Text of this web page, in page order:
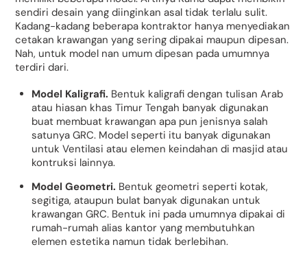
sendiri desain yang diinginkan asal tidak terlalu sulit.
Kadang-kadang beberapa kontraktor hanya menyediakan
cetakan krawangan yang sering dipakai maupun dipesan.
Nah, untuk model nan umum dipesan pada umumnya
terdiri dari.
Model Kaligrafi. Bentuk kaligrafi dengan tulisan Arab
atau hiasan khas Timur Tengah banyak digunakan
buat membuat krawangan apa pun jenisnya salah
satunya GRC. Model seperti itu banyak digunakan
untuk Ventilasi atau elemen keindahan di masjid atau
kontruksi lainnya.
Model Geometri. Bentuk geometri seperti kotak,
segitiga, ataupun bulat banyak digunakan untuk
krawangan GRC. Bentuk ini pada umumnya dipakai di
rumah-rumah alias kantor yang membutuhkan
elemen estetika namun tidak berlebihan.